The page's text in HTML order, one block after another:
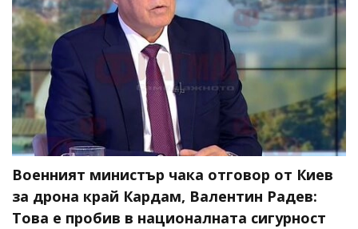
Военният министър чака отговор от Киев
за дрона край Кардам, Валентин Радев:
Това е пробив в националната сигурност